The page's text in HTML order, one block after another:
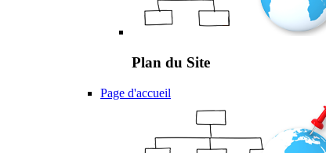
Plan du Site
Page d'accueil